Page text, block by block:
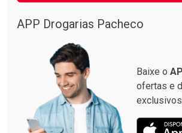
APP Drogarias Pacheco
Baixe o
ofertas e